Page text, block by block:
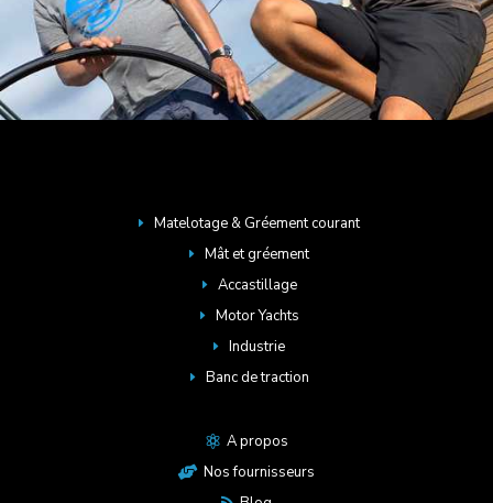
E Matelotage & Gréement courant
E Mât et gréement
E Accastillage
E Motor Yachts
E Industrie
E Banc de traction
 A propos
 Nos fournisseurs